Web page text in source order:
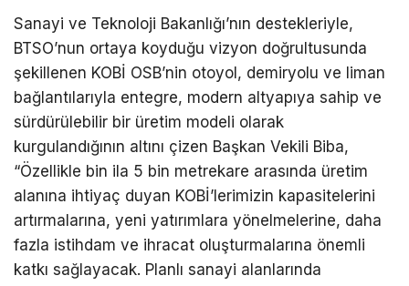
Sanayi ve Teknoloji Bakanlığı’nın destekleriyle,
BTSO’nun ortaya koyduğu vizyon doğrultusunda
şekillenen KOBİ OSB’nin otoyol, demiryolu ve liman
bağlantılarıyla entegre, modern altyapıya sahip ve
sürdürülebilir bir üretim modeli olarak
kurgulandığının altını çizen Başkan Vekili Biba,
“Özellikle bin ila 5 bin metrekare arasında üretim
alanına ihtiyaç duyan KOBİ’lerimizin kapasitelerini
artırmalarına, yeni yatırımlara yönelmelerine, daha
fazla istihdam ve ihracat oluşturmalarına önemli
katkı sağlayacak. Planlı sanayi alanlarında